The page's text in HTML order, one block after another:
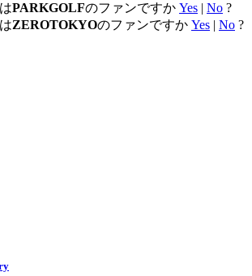
PARKGOLFのファンですか Yes | No ?
ZEROTOKYOのファンですか Yes | No ?